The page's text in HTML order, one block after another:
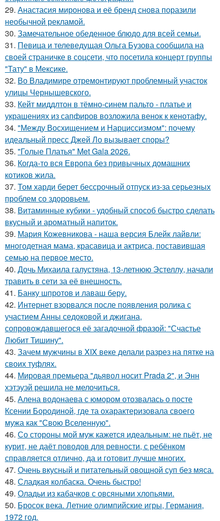
29. Анастасия миронова и её бренд снова поразили
необычной рекламой.
30. Замечательное обеденное блюдо для всей семьи.
31. Певица и телеведущая Ольга Бузова сообщила на
своей страничке в соцсети, что посетила концерт группы
"Тату" в Мексике.
32. Во Владимире отремонтируют проблемный участок
улицы Чернышевского.
33. Кейт миддлтон в тёмно-синем пальто - платье и
украшениях из сапфиров возложила венок к кенотафу.
34. "Между Восхищением и Нарциссизмом": почему
идеальный пресс Джей Ло вызывает споры?
35. "Голые Платья" Met Gala 2026.
36. Когда-то вся Европа без привычных домашних
котиков жила.
37. Том харди берет бессрочный отпуск из-за серьезных
проблем со здоровьем.
38. Витаминные кубики - удобный способ быстро сделать
вкусный и ароматный напиток.
39. Мария Кожевникова - наша версия Блейк лайвли:
многодетная мама, красавица и актриса, поставившая
семью на первое место.
40. Дочь Михаила галустяна, 13-летнюю Эстеллу, начали
травить в сети за её внешность.
41. Банку шпротов и лаваш беру.
42. Интернет взорвался после появления ролика с
участием Анны седоковой и джигана,
сопровождавшегося её загадочной фразой: "Счастье
Любит Тишину".
43. Зачем мужчины в XIX веке делали разрез на пятке на
своих туфлях.
44. Мировая премьера "дьявол носит Prada 2", и Энн
хэтэуэй решила не мелочиться.
45. Алена водонаева с юмором отозвалась о посте
Ксении Бородиной, где та охарактеризовала своего
мужа как "Свою Вселенную".
46. Со стороны мой муж кажется идеальным: не пьёт, не
курит, не даёт поводов для ревности, с ребёнком
справляется отлично, да и готовит лучше многих.
47. Очень вкусный и питательный овощной суп без мяса.
48. Сладкая колбаска. Очень быстро!
49. Оладьи из кабачков с овсяными хлопьями.
50. Бросок века. Летние олимпийские игры, Германия,
1972 год.